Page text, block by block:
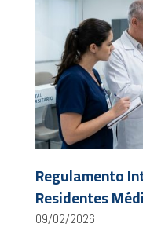
Regulamento
Residentes
09/02/2026